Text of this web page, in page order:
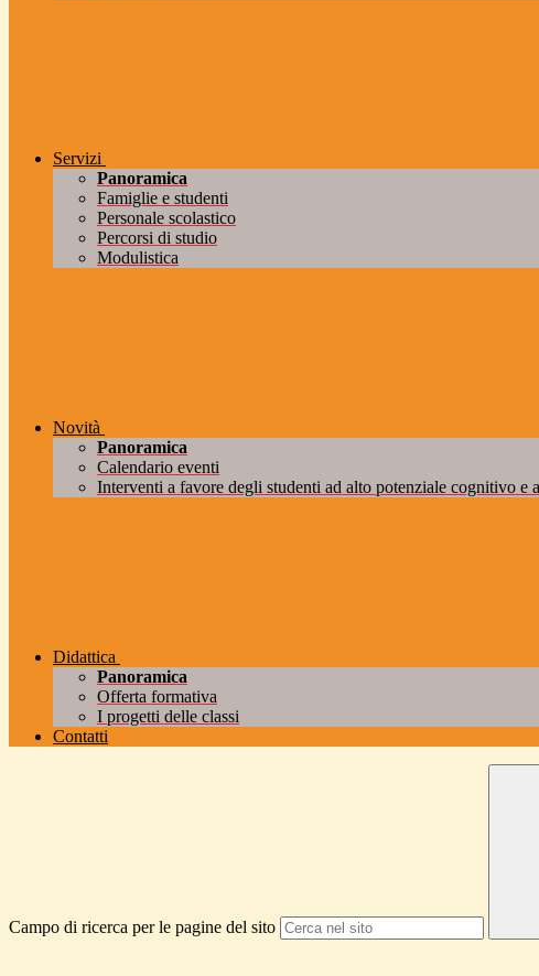
Servizi
Panoramica
Famiglie e studenti
Personale scolastico
Percorsi di studio
Modulistica
Novità
Panoramica
Calendario eventi
Interventi a favore degli studenti ad alto potenziale cognitivo e
Didattica
Panoramica
Offerta formativa
I progetti delle classi
Contatti
Campo di ricerca per le pagine del sito